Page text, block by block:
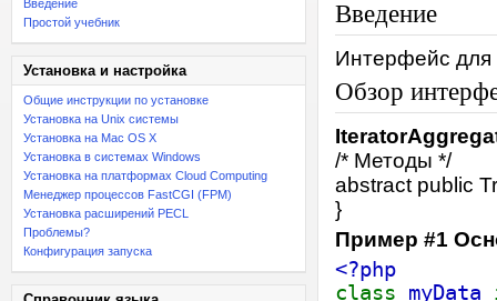
Введение
Простой учебник
Установка и настройка
Общие инструкции по установке
Установка на Unix системы
Установка на Mac OS X
Установка в системах Windows
Установка на платформах Cloud Computing
Менеджер процессов FastCGI (FPM)
Установка расширений PECL
Проблемы?
Конфигурация запуска
Введение
Интерфейс для
Обзор
/* Методы */
abstract public
}
Пример #1
<?php
class myData